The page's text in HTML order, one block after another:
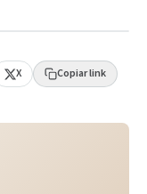
X Copiar link